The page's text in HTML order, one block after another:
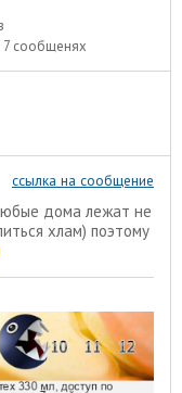
7 сообщенях
ссылка на сообщение
дома лежат не
хлам) поэтому